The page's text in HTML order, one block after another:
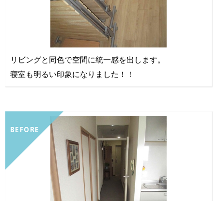
リビングと同色で空間に統一感を出します。
寝室も明るい印象になりました！！
BEFORE